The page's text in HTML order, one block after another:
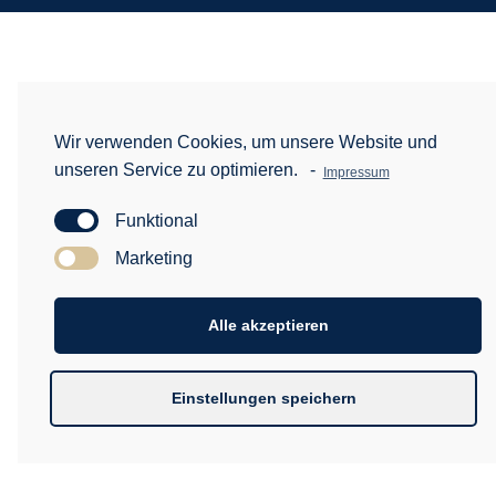
Wir verwenden Cookies, um unsere Website und
unseren Service zu optimieren.
- Impressum
Funktional
Marketing
Alle akzeptieren
Einstellungen speichern